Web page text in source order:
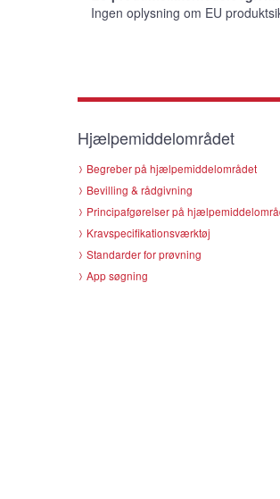
Ingen oplysning om EU
Hjælpemiddelområdet
Begreber på hjælpemiddelområdet
Bevilling & rådgivning
Principafgørelser på
Kravspecifikationsværktøj
Standarder for prøvning
App søgning